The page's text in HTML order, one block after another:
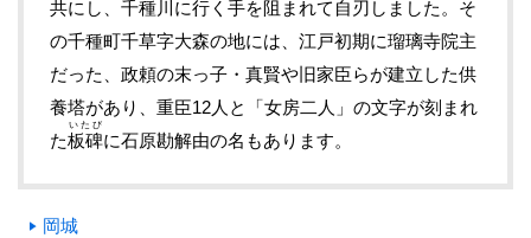
共にし、千種川に行く手を阻まれて自刃しました。そ
の千種町千草字大森の地には、江戸初期に瑠璃寺院主
だった、政頼の末っ子・真賢や旧家臣らが建立した供
養塔があり、重臣12人と「女房二人」の文字が刻まれ
た板碑
いたび
に石原勘解由の名もあります。
岡城